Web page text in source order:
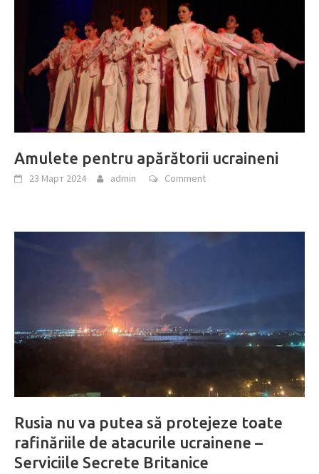
Amulete pentru apărătorii ucraineni
23 Март 2024 admin Comment
Rusia nu va putea să protejeze toate
rafinăriile de atacurile ucrainene –
Serviciile Secrete Britanice